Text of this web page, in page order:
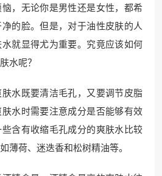
，无论你是男性还是女性，都希
的脸。但是，对于油性皮肤的人
就显得尤为重要。究竟应该如何
水呢？
水既要清洁毛孔，又要调节皮脂
水时需要注意成分是否能够有效
含有收缩毛孔成分的爽肤水比较
薄荷、迷迭香和松树精油等。